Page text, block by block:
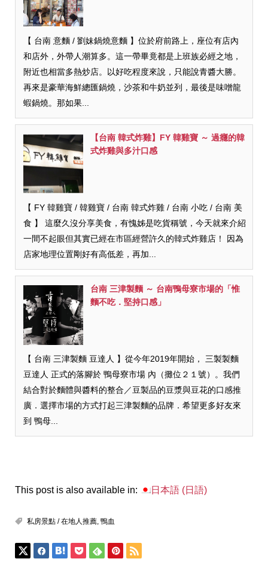
【 台南 意麵 / 劉妹鍋燒意麵 】位於府前路上，座位有店內
和店外，外帶人潮算多。這一帶畢竟都是上班族必經之地，
附近也相當多熱炒店。以好吃程度來說，只能說青醬大勝。
再來是豪華海鮮總匯鍋燒，沙茶和牛奶並列，最後是味噌龍
蝦鍋燒。那如果...
【台南 韓式炸雞】FY 韓雞寶 ～ 過癮的韓
式炸雞與多汁口感
【 FY 韓雞寶 / 韓雞寶 / 台南 韓式炸雞 / 台南 小吃 / 台南 美
食 】 這麼久沒分享美食，有愧姊是吃貨稱號，今天就來介紹
一間不起眼但其實已經在市區經營許久的韓式炸雞店！ 因為
店家地理位置剛好有高低差，再加...
台南 三津製麵 ～ 台南鴨母寮市場的「惟
麵不吃．堅持口感」
【 台南 三津製麵 豆達人 】從今年2019年開始， 三製製麵
豆達人 正式的落腳於 鴨母寮市場 內（攤位２１號）。我們
結合對於麵體與醬料的整合／豆製品的豆漿與豆花的口感推
廣．選擇市場的方式打起三津製麵的品牌．希望更多好友來
到 鴨母...
This post is also available in: 日本語(日語)
私房景點 / 在地人推薦, 鴨血